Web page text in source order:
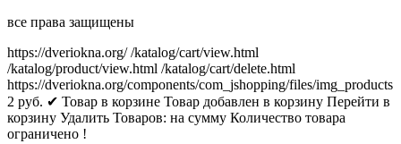
все права защищены
https://dveriokna.org/ /katalog/cart/view.html
/katalog/product/view.html /katalog/cart/delete.html
https://dveriokna.org/components/com_jshopping/files/img_products
2 руб. ✔ Товар в корзине Товар добавлен в корзину Перейти в
корзину Удалить Товаров: на сумму Количество товара
ограничено !